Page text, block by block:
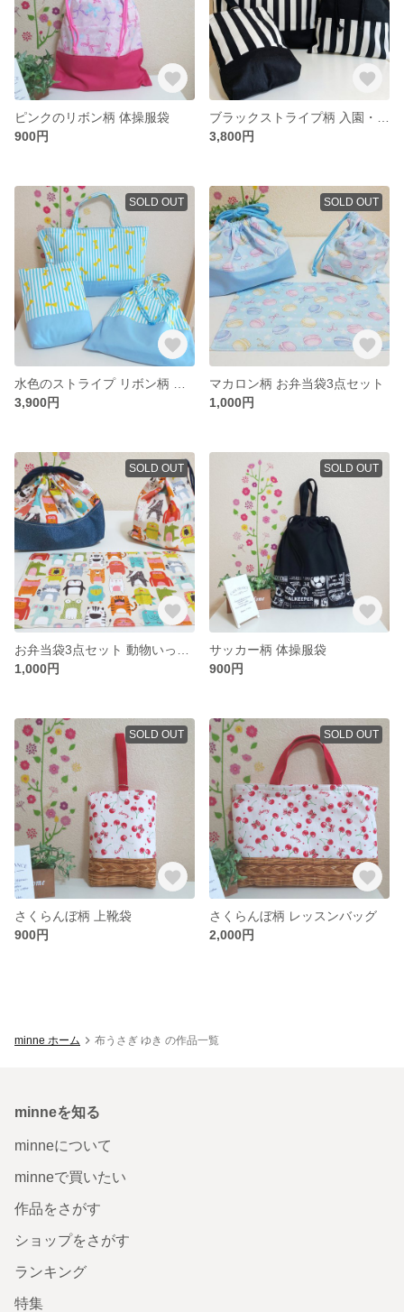
ピンクのリボン柄 体操服袋
900円
3,800円
SOLD OUT
3,900円
SOLD OUT
マカロン柄 お弁当袋3点セット
1,000円
SOLD OUT
1,000円
SOLD OUT
サッカー柄 体操服袋
900円
SOLD OUT
さくらんぼ柄 上靴袋
900円
SOLD OUT
さくらんぼ柄 レッスンバッグ
2,000円
minne ホーム 布うさぎ ゆき の作品一覧
minneを知る
minneについて
minneで買いたい
作品をさがす
ショップをさがす
ランキング
特集